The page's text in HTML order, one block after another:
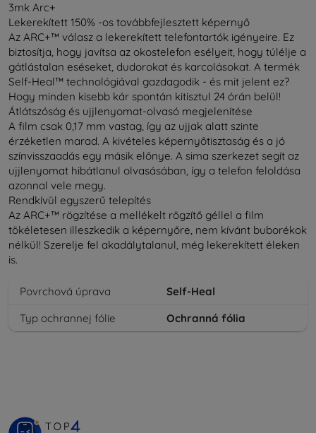
3mk Arc+
Lekerekített 150% -os továbbfejlesztett képernyő
Az ARC+™ válasz a lekerekített telefontartók igényeire. Ez
biztosítja, hogy javítsa az okostelefon esélyeit, hogy túlélje a
gátlástalan eséseket, dudorokat és karcolásokat. A termék
Self-Heal™ technológiával gazdagodik - és mit jelent ez?
Hogy minden kisebb kár spontán kitisztul 24 órán belül!
Átlátszóság és ujjlenyomat-olvasó megjelenítése
A film csak 0,17 mm vastag, így az ujjak alatt szinte
érzéketlen marad. A kivételes képernyőtisztaság és a jó
színvisszaadás egy másik előnye. A sima szerkezet segít az
ujjlenyomat hibátlanul olvasásában, így a telefon feloldása
azonnal vele megy.
Rendkívül egyszerű telepítés
Az ARC+™ rögzítése a mellékelt rögzítő géllel a film
tökéletesen illeszkedik a képernyőre, nem kívánt buborékok
nélkül! Szerelje fel akadálytalanul, még lekerekített éleken
is.
Povrchová úprava
Self-Heal
Typ ochrannej fólie
Ochranná fólia